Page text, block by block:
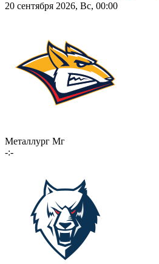
20 сентября 2026, Вс, 00:00
Металлург Мг
-:-